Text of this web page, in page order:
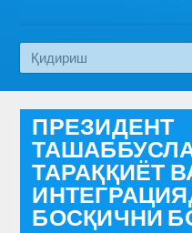
Эко медиа
ПРЕЗИДЕНТ
ТАРАҚҚИЁТ
БОСҚИЧНИ